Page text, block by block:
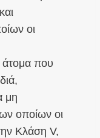
οι
άτομα που
μη
οποίων οι
Κλάση V,